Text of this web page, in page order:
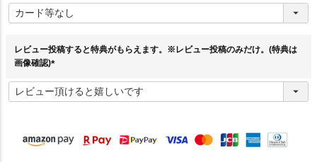
必
須
レビュー投稿すると特典がもらえます。※レビュー投稿のみだけ。(特典は
画像確認)
必
須